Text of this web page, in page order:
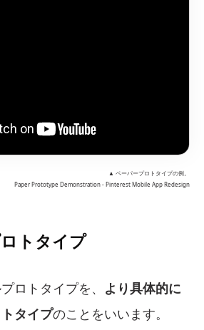
▲ ペーパープロトタイプの例。
Paper Prototype Demonstration - Pinterest Mobile App Redesign
トタイプ
ロトタイプを、 より具体的に
タイプのことをいいます。